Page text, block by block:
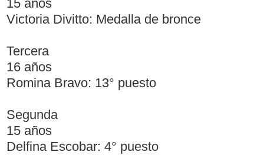
15 años
Victoria Divitto: Medalla de bronce
Tercera
16 años
Romina Bravo: 13° puesto
Segunda
15 años
Delfina Escobar: 4° puesto